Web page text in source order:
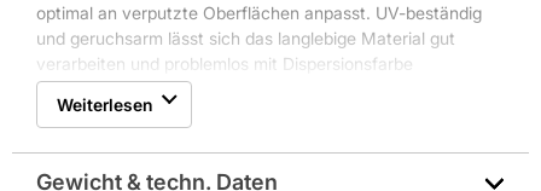
optimal an verputzte Oberflächen anpasst. UV-beständig
und geruchsarm lässt sich das langlebige Material gut
verarbeiten und problemlos mit Dispersionsfarbe
überstreichen. Das Ergebnis ist ein unauffälliges und optisch
ansprechendes Gesamtbild. OTTOSEAL® A 215 ist
Weiterlesen
Gewicht & techn. Daten